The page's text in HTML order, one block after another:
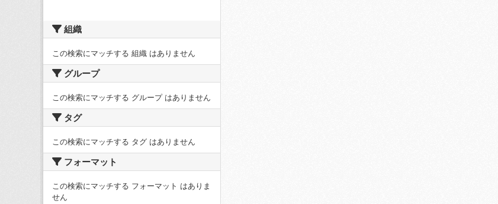
組織
この検索にマッチする 組織 はありません
グループ
この検索にマッチする グループ はありません
タグ
この検索にマッチする タグ はありません
フォーマット
この検索にマッチする フォーマット はありま
せん